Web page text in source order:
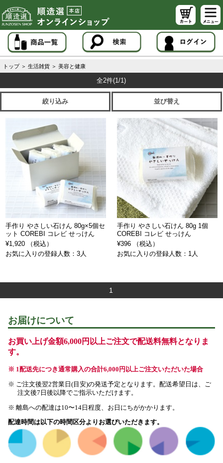
トップ ＞ 生活雑貨 ＞ 美容と健康
全2件(1/1)
絞り込み 並び替え
手作り やさしい石けん 80g×5個セ
ット COREBI コレビ せっけん
¥1,920 （税込）
お気に入りの登録人数：3人
手作り やさしい石けん 80g 1個
COREBI コレビ せっけん
¥396 （税込）
お気に入りの登録人数：1人
1